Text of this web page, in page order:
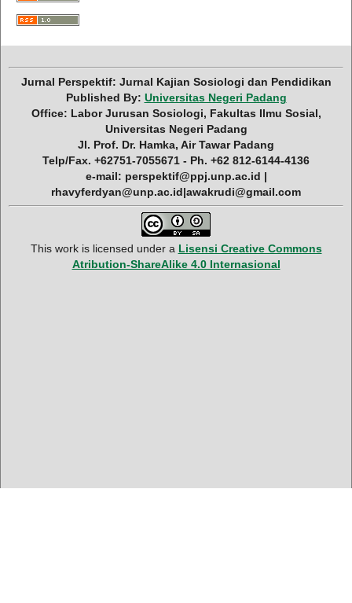
Jurnal Perspektif: Jurnal Kajian Sosiologi dan Pendidikan
Published By: Universitas Negeri Padang
Office: Labor Jurusan Sosiologi, Fakultas Ilmu Sosial,
Universitas Negeri Padang
Jl. Prof. Dr. Hamka, Air Tawar Padang
Telp/Fax. +62751-7055671 - Ph. +62 812-6144-4136
e-mail: perspektif@ppj.unp.ac.id |
rhavyferdyan@unp.ac.id|awakrudi@gmail.com
This work is licensed under a Lisensi Creative Commons
Atribution-ShareAlike 4.0 Internasional